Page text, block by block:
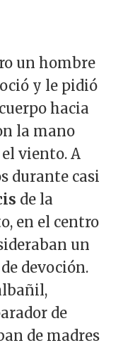
un hombre
y le pidió
hacia
la mano
viento. A
durante casi
de la
en el centro
un
devoción.
de
de madres